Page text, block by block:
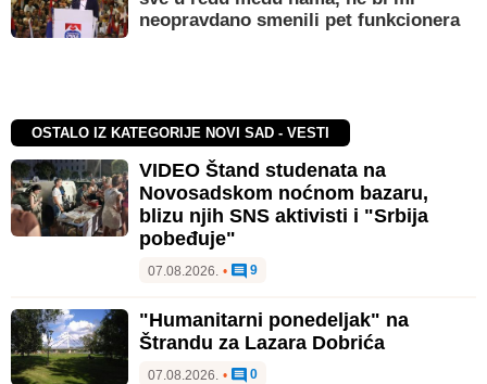
neopravdano smenili pet funkcionera
OSTALO IZ KATEGORIJE NOVI SAD - VESTI
VIDEO Štand studenata na
Novosadskom noćnom bazaru,
blizu njih SNS aktivisti i "Srbija
pobeđuje"
07.08.2026. • 9
"Humanitarni ponedeljak" na
Štrandu za Lazara Dobrića
07.08.2026. • 0